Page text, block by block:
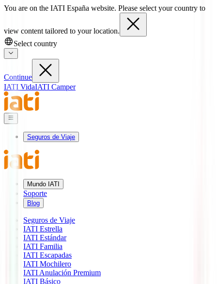
You are on the IATI España website. Please select your country to
view content tailored to your location.
Select country
Continue
IATI VidaIATI Camper
Seguros de Viaje
Mundo IATI
Soporte
Blog
Seguros de Viaje
IATI Estrella
IATI Estándar
IATI Familia
IATI Escapadas
IATI Mochilero
IATI Anulación Premium
IATI Básico